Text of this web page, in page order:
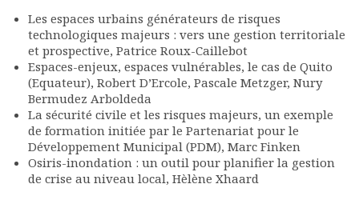
Présentation du bulletin
Comité de rédaction
Bulletins Villes en
développement
Kiosk
Ressources
Nos actions
Podcast-AdP
Dîners débats
Les espaces urbains générateurs de risques
technologiques majeurs : vers une gestion territoriale
et prospective, Patrice Roux-Caillebot
Espaces-enjeux, espaces vulnérables, le cas de Quito
(Equateur), Robert D’Ercole, Pascale Metzger, Nury
Bermudez Arboldeda
La sécurité civile et les risques majeurs, un exemple
de formation initiée par le Partenariat pour le
Développement Municipal (PDM), Marc Finken
Osiris-inondation : un outil pour planifier la gestion
de crise au niveau local, Hèlène Xhaard